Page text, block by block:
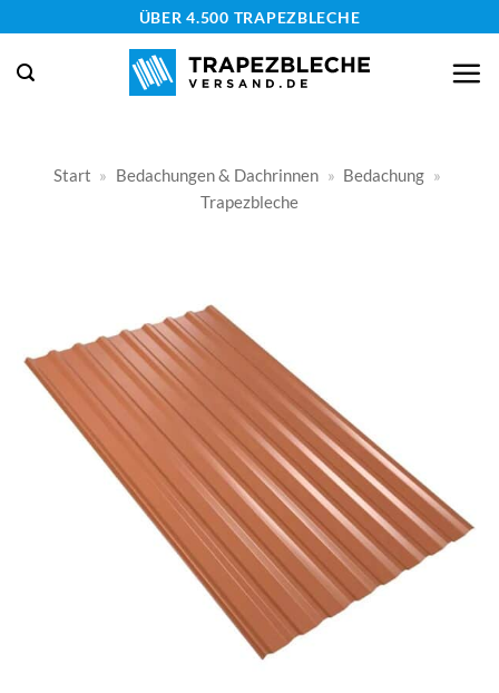
springen
ÜBER 4.500 TRAPEZBLECHE
Start » Bedachungen & Dachrinnen » Bedachung »
Trapezbleche